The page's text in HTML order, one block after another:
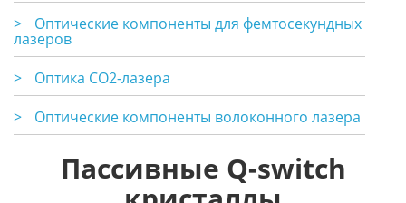
>
Оптические компоненты для фемтосекундных
лазеров
>
Оптика CO2-лазера
>
Оптические компоненты волоконного лазера
Пассивные Q-switch